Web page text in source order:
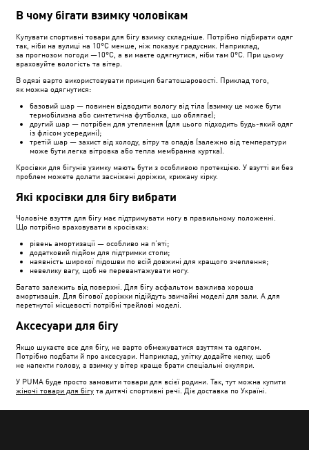
В чому бігати взимку чоловікам
Купувати спортивні товари для бігу взимку складніше. Потрібно підбирати одяг
так, ніби на вулиці на 10°C менше, ніж показує градусник. Наприклад,
за прогнозом погоди —10°C, а ви маєте одягнутися, ніби там 0°C. При цьому
враховуйте вологість та вітер.
В одязі варто використовувати принцип багатошаровості. Приклад того,
як можна одягнутися:
базовий шар — повинен відводити вологу від тіла (взимку це може бути
термобілизна або синтетична футболка, що облягає);
другий шар — потрібен для утеплення (для цього підходить будь-який одяг
із флісом усередині);
третій шар — захист від холоду, вітру та опадів (залежно від температури
може бути легка вітровка або тепла мембранна куртка).
Кросівки для бігунів узимку мають бути з особливою протекцією. У взутті ви без
проблем можете долати засніжені доріжки, крижану кірку.
Які кросівки для бігу вибрати
Чоловіче взуття для бігу має підтримувати ногу в правильному положенні.
Що потрібно враховувати в кросівках:
рівень амортизації — особливо на п’яті;
додатковий підйом для підтримки стопи;
наявність широкої підошви по всій довжині для кращого зчеплення;
невелику вагу, щоб не перевантажувати ногу.
Багато залежить від поверхні. Для бігу асфальтом важлива хороша
амортизація. Для бігової доріжки підійдуть звичайні моделі для зали. А для
перетнутої місцевості потрібні трейлові моделі.
Аксесуари для бігу
Якщо шукаєте все для бігу, не варто обмежуватися взуттям та одягом.
Потрібно подбати й про аксесуари. Наприклад, улітку додайте кепку, щоб
не напекти голову, а взимку у вітер краще брати спеціальні окуляри.
У PUMA буде просто замовити товари для всієї родини. Так, тут можна купити
жіночі товари для бігу та дитячі спортивні речі. Діє доставка по Україні.